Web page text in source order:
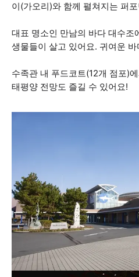
이(가오리)와 함께 펼쳐지는 퍼
대표 명소인 만남의 바다 대수
생물들이 살고 있어요. 귀여운
수족관 내 푸드코트(12개 점포)
태평양 전망도 즐길 수 있어요!